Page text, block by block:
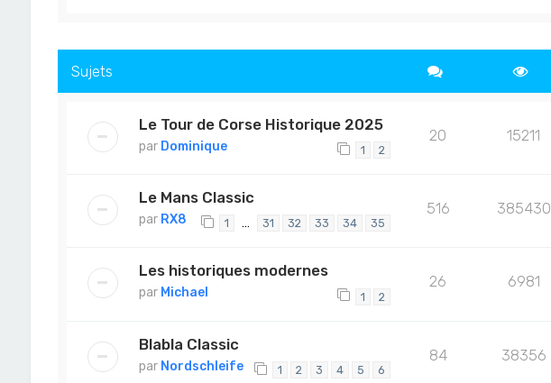
Sujets
Le Tour de Corse Historique 2025
par Dominique 1 2
20 15211
Le Mans Classic
par RX8 1 … 31 32 33 34 35
516 385430
Les historiques modernes
par Michael 1 2
26 6981
Blabla Classic
par Nordschleife 1 2 3 4 5 6
84 38356